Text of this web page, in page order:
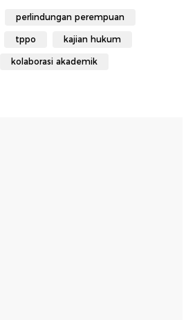
perlindungan perempuan
tppo kajian hukum
kolaborasi akademik